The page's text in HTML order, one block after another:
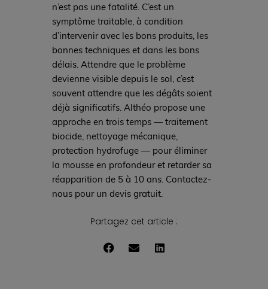
n’est pas une fatalité. C’est un
symptôme traitable, à condition
d’intervenir avec les bons produits, les
bonnes techniques et dans les bons
délais. Attendre que le problème
devienne visible depuis le sol, c’est
souvent attendre que les dégâts soient
déjà significatifs. Althéo propose une
approche en trois temps — traitement
biocide, nettoyage mécanique,
protection hydrofuge — pour éliminer
la mousse en profondeur et retarder sa
réapparition de 5 à 10 ans. Contactez-
nous pour un devis gratuit.
Partagez cet article :